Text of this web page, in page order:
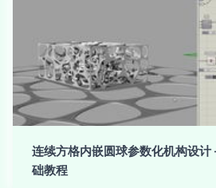
连续方格内嵌圆球参数化机构设
础教程